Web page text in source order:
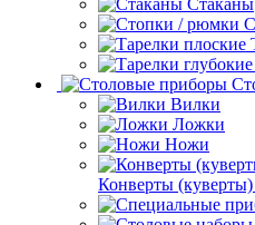
Вилки
Ложки
Ножи
Конверты